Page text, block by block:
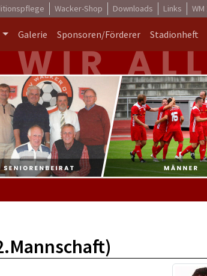
Wacker-Shop Downloads Links WM
Galerie Sponsoren/Förderer Stadionheft